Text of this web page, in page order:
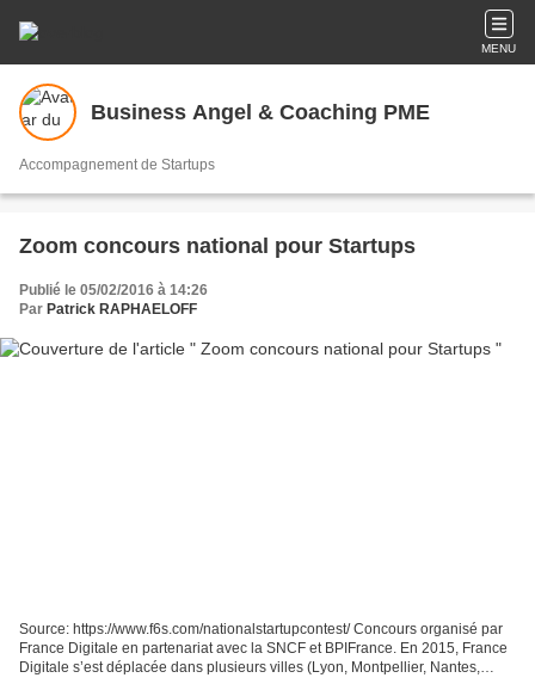
MENU
Business Angel & Coaching PME
Accompagnement de Startups
Zoom concours national pour Startups
Publié le 05/02/2016 à 14:26
Par Patrick RAPHAELOFF
Source: https://www.f6s.com/nationalstartupcontest/ Concours organisé par
France Digitale en partenariat avec la SNCF et BPIFrance. En 2015, France
Digitale s’est déplacée dans plusieurs villes (Lyon, Montpellier, Nantes,